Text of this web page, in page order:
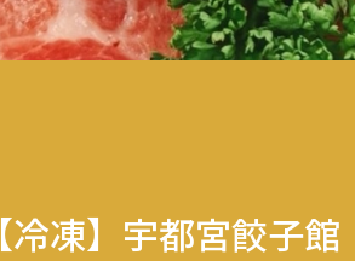
【冷凍】宇都宮餃子